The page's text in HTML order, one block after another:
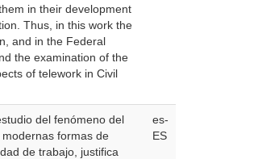
in their development
Thus, in this work the
and in the Federal
the examination of the
of telework in Civil
del fenómeno del
formas de
de trabajo, justifica
es-
ES